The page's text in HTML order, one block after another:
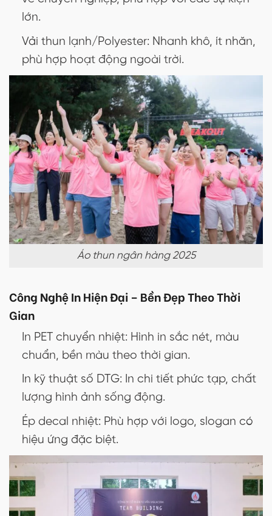
lớn.
Vải thun lạnh/Polyester: Nhanh khô, ít nhăn,
phù hợp hoạt động ngoài trời.
Áo thun ngân hàng 2025
Công Nghệ In Hiện Đại – Bền Đẹp Theo Thời
Gian
In PET chuyển nhiệt: Hình in sắc nét, màu
chuẩn, bền màu theo thời gian.
In kỹ thuật số DTG: In chi tiết phức tạp, chất
lượng hình ảnh sống động.
Ép decal nhiệt: Phù hợp với logo, slogan có
hiệu ứng đặc biệt.